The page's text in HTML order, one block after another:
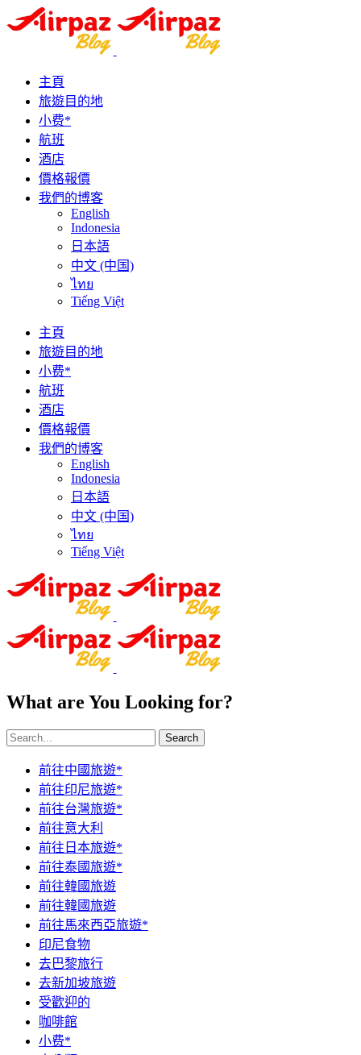
主頁
旅遊目的地
小费*
航班
酒店
價格報價
我們的博客
English
Indonesia
日本語
中文 (中国)
ไทย
Tiếng Việt
主頁
旅遊目的地
小费*
航班
酒店
價格報價
我們的博客
English
Indonesia
日本語
中文 (中国)
ไทย
Tiếng Việt
What are You Looking for?
Search
前往中國旅遊*
前往印尼旅遊*
前往台灣旅遊*
前往意大利
前往日本旅遊*
前往泰國旅遊*
前往韓國旅遊
前往韓國旅遊
前往馬來西亞旅遊*
印尼食物
去巴黎旅行
去新加坡旅遊
受歡迎的
咖啡館
小费*